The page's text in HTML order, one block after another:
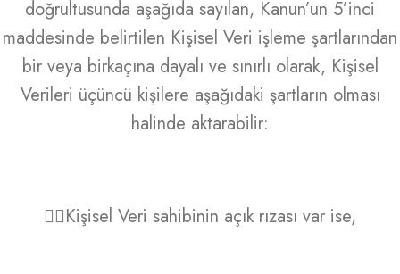
doğrultusunda aşağıda sayılan, Kanun’un 5’inci
maddesinde belirtilen Kişisel Veri işleme şartlarından
bir veya birkaçına dayalı ve sınırlı olarak, Kişisel
Verileri üçüncü kişilere aşağıdaki şartların olması
halinde aktarabilir:
Kişisel Veri sahibinin açık rızası var ise,